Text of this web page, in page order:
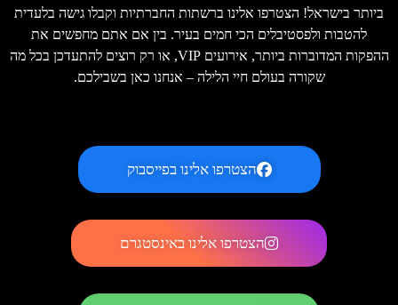
בישראל! הצטרפו אלינו ברשתות החברתיות וקבלו גישה בלעדית
להטבות ולפסטיבלים הכי חמים בעיר. בין אם אתם מחפשים את
ההפקות המדוברות ביותר, אירועים VIP, או רק רוצים להתעדכן בכל מה
שקורה בעולם חיי הלילה – אנחנו כאן בשבילכם.
הצטרפו אלינו בפייסבוק
הצטרפו אלינו באינסטגרם